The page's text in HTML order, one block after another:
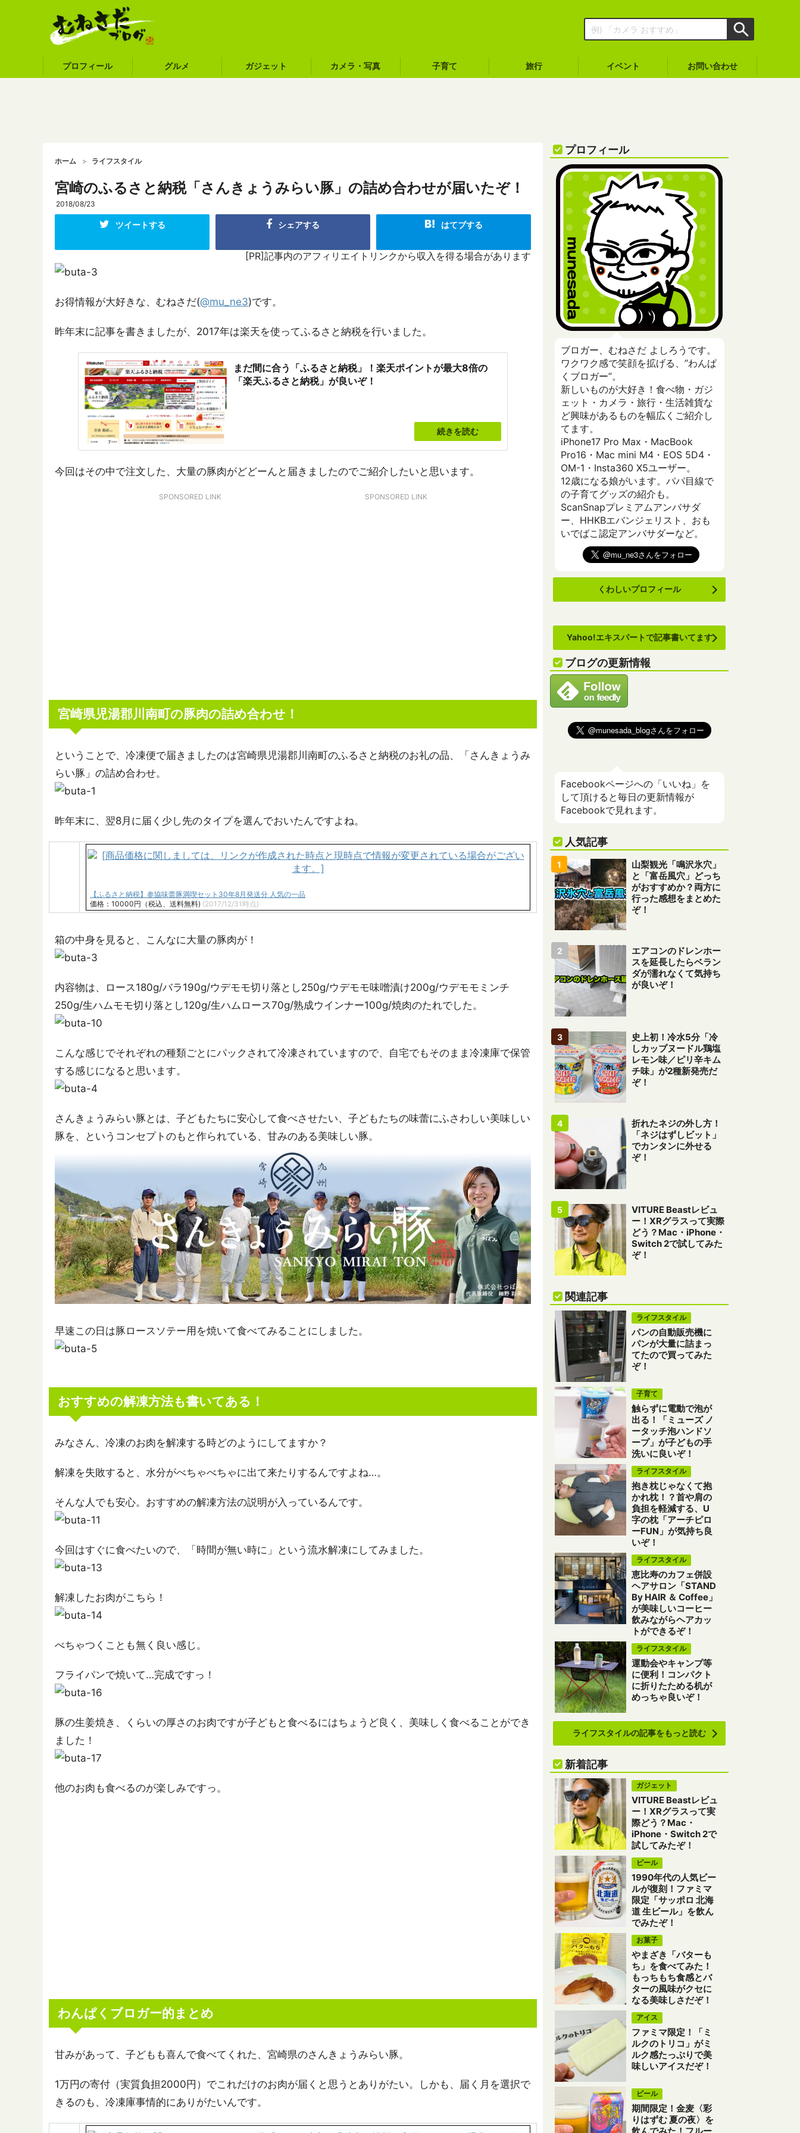
プロフィール グルメ ガジェット カメラ・写真 子育て 旅行 イベント お問い合わせ
ホーム ライフスタイル
宮崎のふるさと納税「さんきょうみらい豚」の詰め合わせが届いたぞ！
2018/08/23
ツイートする シェアする はてブする
[PR]記事内のアフィリエイトリンクから収入を得る場合があります
お得情報が大好きな、むねさだ(@mu_ne3)です。
昨年末に記事を書きましたが、2017年は楽天を使ってふるさと納税を行いました。
まだ間に合う「ふるさと納税」！楽天ポイントが最大8倍の
「楽天ふるさと納税」が良いぞ！
続きを読む
今回はその中で注文した、大量の豚肉がどどーんと届きましたのでご紹介したいと思います。
SPONSORED LINK SPONSORED LINK
宮崎県児湯郡川南町の豚肉の詰め合わせ！
ということで、冷凍便で届きましたのは宮崎県児湯郡川南町のふるさと納税のお礼の品、「さんきょうみ
らい豚」の詰め合わせ。
昨年末に、翌8月に届く少し先のタイプを選んでおいたんですよね。
【ふるさと納税】参協味蕾豚満喫セット30年8月発送分 人気の一品
価格：10000円（税込、送料無料) (2017/12/31時点)
箱の中身を見ると、こんなに大量の豚肉が！
内容物は、ロース180g/バラ190g/ウデモモ切り落とし250g/ウデモモ味噌漬け200g/ウデモモミンチ
250g/生ハムモモ切り落とし120g/生ハムロース70g/熟成ウインナー100g/焼肉のたれでした。
こんな感じでそれぞれの種類ごとにパックされて冷凍されていますので、自宅でもそのまま冷凍庫で保管
する感じになると思います。
さんきょうみらい豚とは、子どもたちに安心して食べさせたい、子どもたちの味蕾にふさわしい美味しい
豚を、というコンセプトのもと作られている、甘みのある美味しい豚。
早速この日は豚ロースソテー用を焼いて食べてみることにしました。
おすすめの解凍方法も書いてある！
みなさん、冷凍のお肉を解凍する時どのようにしてますか？
解凍を失敗すると、水分がべちゃべちゃに出て来たりするんですよね…。
そんな人でも安心。おすすめの解凍方法の説明が入っているんです。
今回はすぐに食べたいので、「時間が無い時に」という流水解凍にしてみました。
解凍したお肉がこちら！
べちゃつくことも無く良い感じ。
フライパンで焼いて…完成ですっ！
豚の生姜焼き、くらいの厚さのお肉ですが子どもと食べるにはちょうど良く、美味しく食べることができ
ました！
他のお肉も食べるのが楽しみですっ。
わんぱくブロガー的まとめ
甘みがあって、子どもも喜んで食べてくれた、宮崎県のさんきょうみらい豚。
1万円の寄付（実質負担2000円）でこれだけのお肉が届くと思うとありがたい。しかも、届く月を選択で
きるのも、冷凍庫事情的にありがたいんです。
プロフィール
ブロガー、むねさだ よしろうです。
ワクワク感で笑顔を拡げる、”わんぱ
くブロガー”。
新しいものが大好き！食べ物・ガジ
ェット・カメラ・旅行・生活雑貨な
ど興味があるものを幅広くご紹介し
てます。
iPhone17 Pro Max・MacBook
Pro16・Mac mini M4・EOS 5D4・
OM-1・Insta360 X5ユーザー。
12歳になる娘がいます。パパ目線で
の子育てグッズの紹介も。
ScanSnapプレミアムアンバサダ
ー、HHKBエバンジェリスト、おも
いでばこ認定アンバサダーなど。
くわしいプロフィール
Yahoo!エキスパートで記事書いてます
ブログの更新情報
Facebookページへの「いいね」を
して頂けると毎日の更新情報が
Facebookで見れます。
人気記事
山梨観光「鳴沢氷穴」
と「富岳風穴」どっち
がおすすめか？両方に
行った感想をまとめた
ぞ！
エアコンのドレンホー
スを延長したらベラン
ダが濡れなくて気持ち
が良いぞ！
史上初！冷水5分「冷
しカップヌードル鶏塩
レモン味／ピリ辛キム
チ味」が2種新発売だ
ぞ！
折れたネジの外し方！
「ネジはずしビット」
でカンタンに外せる
ぞ！
VITURE Beastレビュ
ー！XRグラスって実際
どう？Mac・iPhone・
Switch 2で試してみた
ぞ！
関連記事
ライフスタイル
パンの自動販売機に
パンが大量に詰まっ
てたので買ってみた
ぞ！
子育て
触らずに電動で泡が
出る！「ミューズ ノ
ータッチ泡ハンドソ
ープ」が子どもの手
洗いに良いぞ！
ライフスタイル
抱き枕じゃなくて抱
かれ枕！？首や肩の
負担を軽減する、U
字の枕「アーチピロ
ーFUN」が気持ち良
いぞ！
ライフスタイル
恵比寿のカフェ併設
ヘアサロン「STAND
By HAIR ＆ Coffee」
が美味しいコーヒー
飲みながらヘアカッ
トができるぞ！
ライフスタイル
運動会やキャンプ等
に便利！コンパクト
に折りたためる机が
めっちゃ良いぞ！
ライフスタイルの記事をもっと読む
新着記事
ガジェット
VITURE Beastレビュ
ー！XRグラスって実
際どう？Mac・
iPhone・Switch 2で
試してみたぞ！
ビール
1990年代の人気ビー
ルが復刻！ファミマ
限定「サッポロ 北海
道 生ビール」を飲ん
でみたぞ！
お菓子
やまざき「バターも
ち」を食べてみた！
もっちもち食感とバ
ターの風味がクセに
なる美味しさだぞ！
アイス
ファミマ限定！「ミ
ルクのトリコ」がミ
ルク感たっぷりで美
味しいアイスだぞ！
ビール
期間限定！金麦〈彩
りはずむ 夏の夜〉を